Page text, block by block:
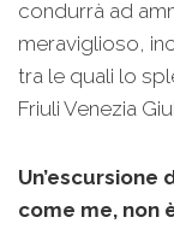
condurrà ad
meraviglioso,
tra le quali lo
Friuli Venezia
come me, non